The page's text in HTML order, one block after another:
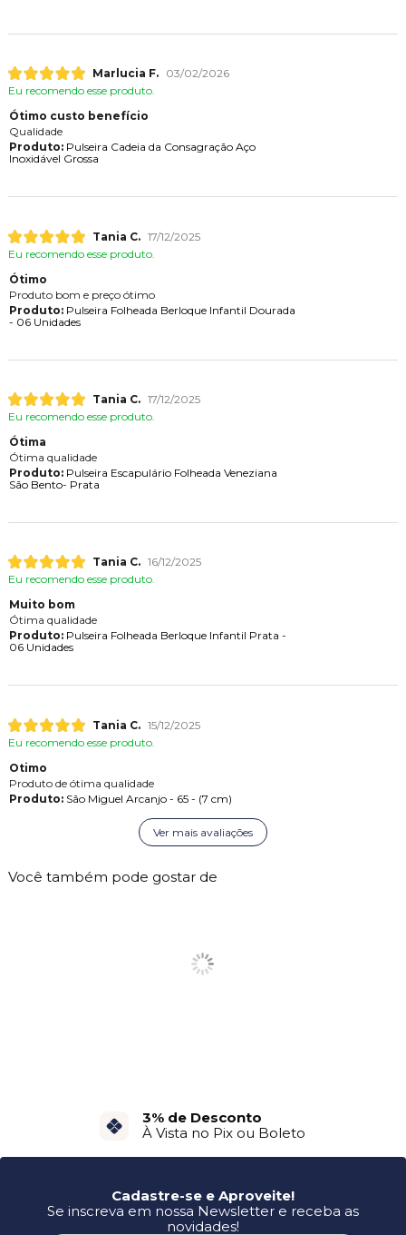
Marlucia F.
03/02/2026
Eu recomendo esse produto.
Ótimo custo benefício
Qualidade
Produto:Pulseira Cadeia da Consagração Aço
Inoxidável Grossa
Tania C. 17/12/2025
Eu recomendo esse produto.
Ótimo
Produto bom e preço ótimo
Produto:Pulseira Folheada Berloque Infantil Dourada
- 06 Unidades
Tania C. 17/12/2025
Eu recomendo esse produto.
Ótima
Ótima qualidade
Produto:Pulseira Escapulário Folheada Veneziana
São Bento- Prata
Tania C. 16/12/2025
Eu recomendo esse produto.
Muito bom
Ótima qualidade
Produto:Pulseira Folheada Berloque Infantil Prata -
06 Unidades
Tania C. 15/12/2025
Eu recomendo esse produto.
Otimo
Produto de ótima qualidade
Produto:São Miguel Arcanjo - 65 - (7 cm)
Ver mais avaliações
Você também pode gostar de
3% de Desconto
À Vista no Pix ou Boleto
Cadastre-se e Aproveite!
Se inscreva em nossa Newsletter e receba as
novidades!